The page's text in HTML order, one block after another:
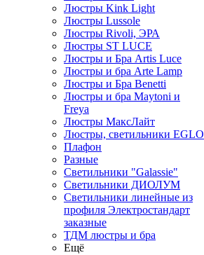
Люстры Kink Light
Люстры Lussole
Люстры Rivoli, ЭРА
Люстры ST LUCE
Люстры и Бра Artis Luce
Люстры и бра Arte Lamp
Люстры и Бра Benetti
Люстры и бра Maytoni и
Freya
Люстры МаксЛайт
Люстры, светильники EGLO
Плафон
Разные
Светильники "Galassie"
Светильники ДИОЛУМ
Светильники линейные из
профиля Электростандарт
заказные
ТДМ люстры и бра
Ещё